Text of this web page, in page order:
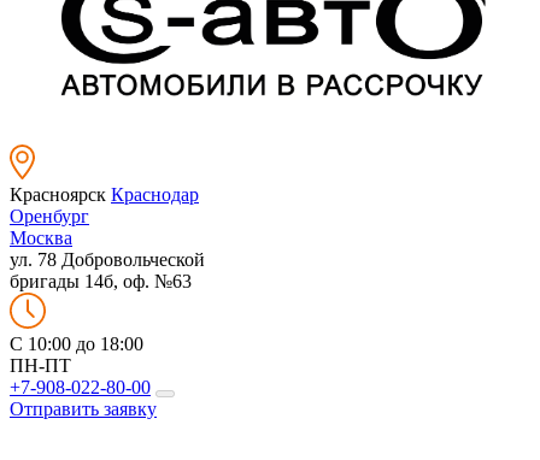
Красноярск Краснодар
Оренбург
Москва
ул. 78 Добровольческой
бригады 14б, оф. №63
C 10:00 до 18:00
ПН-ПТ
+7-908-022-80-00
Отправить заявку